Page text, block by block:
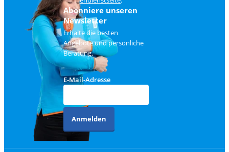
Abonniere unseren
Newsletter
Erhalte die besten
Angebote und persönliche
Beratung.
E-Mail-Adresse
Anmelden